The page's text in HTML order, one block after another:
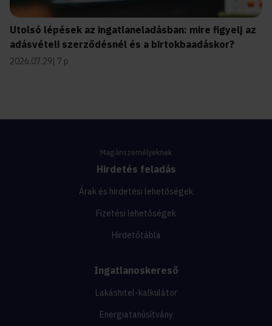
Utolsó lépések az ingatlaneladásban: mire figyelj az
adásvételi szerződésnél és a birtokbaadáskor?
2026.07.29 7 p
Magánszemélyeknek
Hirdetés feladás
Árak és hirdetési lehetőségek
Fizetési lehetőségek
Hirdetőtábla
Ingatlanoskereső
Lakáshitel-kalkulátor
Energiatanúsítvány